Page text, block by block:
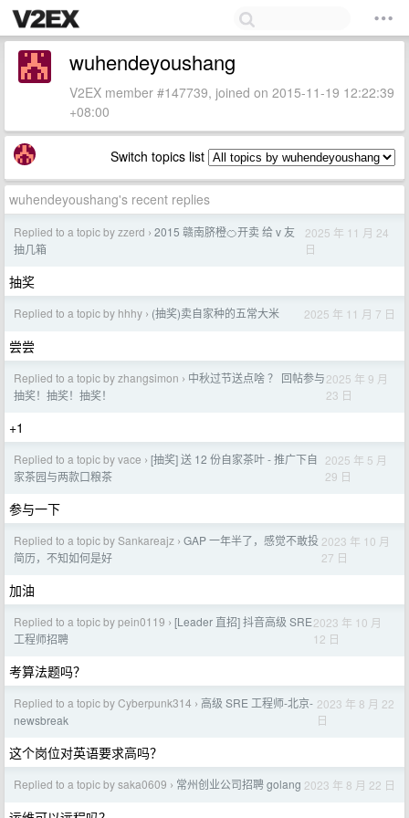
wuhendeyoushang
V2EX member #147739, joined on 2015-11-19 12:22:39
+08:00
Switch topics list
wuhendeyoushang's recent replies
Replied to a topic by zzerd › 2015 赣南脐橙🍊开卖 给 v 友
抽几箱
2025 年 11 月 24
日
抽奖
Replied to a topic by hhhy › (抽奖)卖自家种的五常大米 2025 年 11 月 7 日
尝尝
Replied to a topic by zhangsimon › 中秋过节送点啥 ？ 回帖参与
抽奖！抽奖！抽奖！
2025 年 9 月
23 日
+1
Replied to a topic by vace › [抽奖] 送 12 份自家茶叶 - 推广下自
家茶园与两款口粮茶
2025 年 5 月
29 日
参与一下
Replied to a topic by Sankareajz › GAP 一年半了，感觉不敢投
简历，不知如何是好
2023 年 10 月
27 日
加油
Replied to a topic by pein0119 › [Leader 直招] 抖音高级 SRE
工程师招聘
2023 年 10 月
12 日
考算法题吗？
Replied to a topic by Cyberpunk314 › 高级 SRE 工程师-北京-
newsbreak
2023 年 8 月 22
日
这个岗位对英语要求高吗？
Replied to a topic by saka0609 › 常州创业公司招聘 golang 2023 年 8 月 22 日